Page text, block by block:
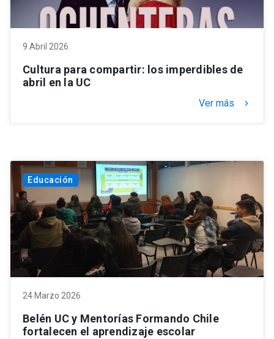
9 Abril 2026
Cultura para compartir: los imperdibles de
abril en la UC
Ver más keyboard_arrow_right
Educación
24 Marzo 2026
Belén UC y Mentorías Formando Chile
fortalecen el aprendizaje escolar